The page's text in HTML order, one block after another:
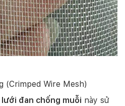
(Crimped Wire Mesh)
lưới đan chống muỗi này sử